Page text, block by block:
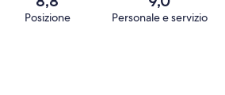
Posizione Personale e servizio